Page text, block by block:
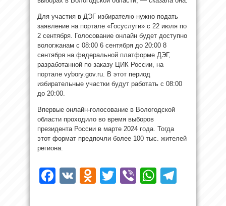
Для участия в ДЭГ избирателю нужно подать
заявление на портале «Госуслуги» с 22 июля по
2 сентября. Голосование онлайн будет доступно
вологжанам с 08:00 6 сентября до 20:00 8
сентября на федеральной платформе ДЭГ,
разработанной по заказу ЦИК России, на
портале vybory.gov.ru. В этот период
избирательные участки будут работать с 08:00
до 20:00.
Впервые онлайн-голосование в Вологодской
области проходило во время выборов
президента России в марте 2024 года. Тогда
этот формат предпочли более 100 тыс. жителей
региона.
Facebook
VK Odnoklassniki
Twitter
Viber